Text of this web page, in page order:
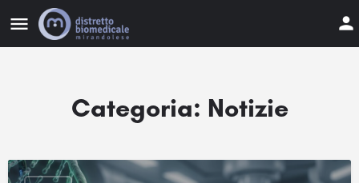
Categoria: Notizie